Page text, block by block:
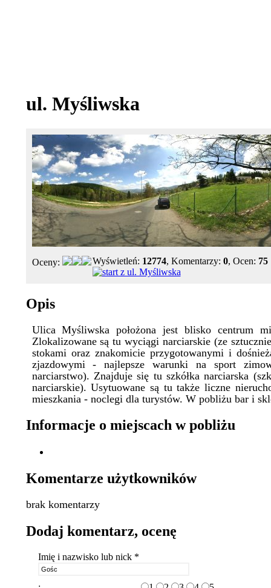
ul. Myśliwska
Oceny: Wyświetleń: 12774, Komentarzy: 0, Ocen: 75
Opis
Ulica Myśliwska położona jest blisko centrum
Zlokalizowane są tu wyciągi narciarskie (ze
stokami oraz znakomicie przygotowanymi i
zjazdowymi - najlepsze warunki na sport
narciarstwo). Znajduje się tu szkółka narciarska
narciarskie). Usytuowane są tu także liczne
mieszkania - noclegi dla turystów. W pobliżu bar i
Informacje o miejscach w pobliżu
Komentarze użytkowników
brak komentarzy
Dodaj komentarz, ocenę
Imię i nazwisko lub nick *